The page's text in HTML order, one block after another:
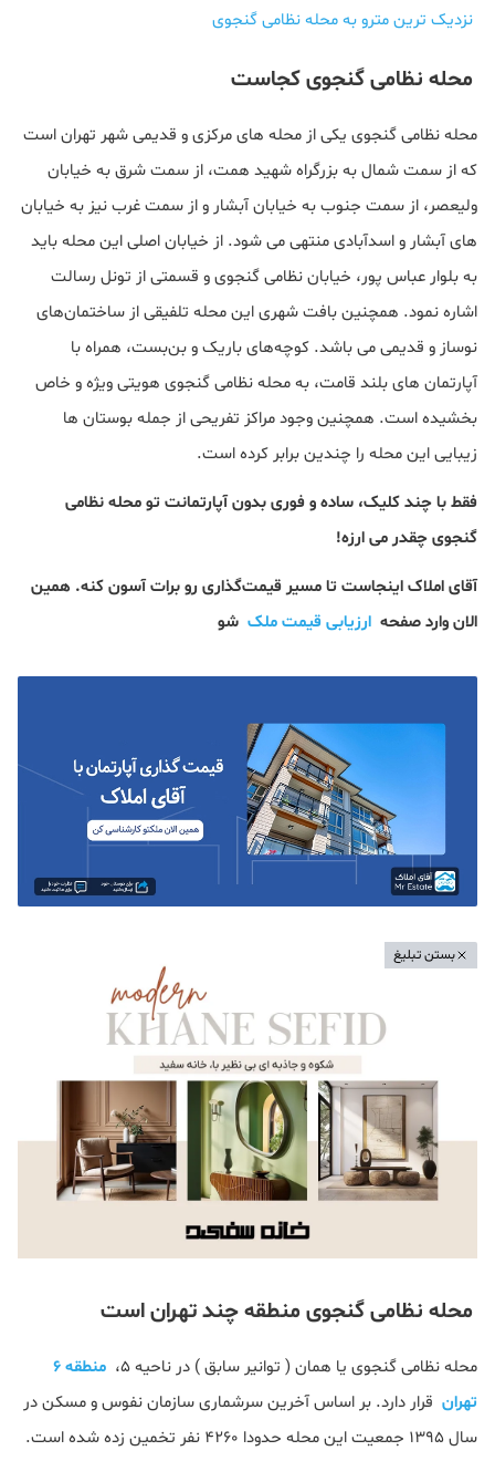
نزدیک ترین مترو به محله نظامی گنجوی
محله نظامی گنجوی کجاست
محله نظامی گنجوی یکی از محله های مرکزی و قدیمی شهر تهران است
که از سمت شمال به بزرگراه شهید همت، از سمت شرق به خیابان
ولیعصر، از سمت جنوب به خیابان آبشار و از سمت غرب نیز به خیابان
های آبشار و اسدآبادی منتهی می شود. از خیابان اصلی این محله باید
به بلوار عباس پور، خیابان نظامی گنجوی و قسمتی از تونل رسالت
اشاره نمود. همچنین بافت شهری این محله تلفیقی از ساختمان‌های
نوساز و قدیمی می باشد. کوچه‌های باریک و بن‌بست، همراه با
آپارتمان های بلند قامت، به محله نظامی گنجوی هویتی ویژه و خاص
بخشیده است. همچنین وجود مراکز تفریحی از جمله بوستان ها
زیبایی این محله را چندین برابر کرده است.
فقط با چند کلیک، ساده و فوری بدون آپارتمانت تو محله نظامی
گنجوی چقدر می ارزه!
آقای املاک اینجاست تا مسیر قیمت‌گذاری رو برات آسون کنه. همین
الان وارد صفحه ارزیابی قیمت ملک شو
بستن تبلیغ
محله نظامی گنجوی منطقه چند تهران است
محله نظامی گنجوی یا همان ( توانیر سابق ) در ناحیه 5،
منطقه 6
تهران قرار دارد. بر اساس آخرین سرشماری سازمان نفوس و مسکن در
سال 1395 جمعیت این محله حدودا 4260 نفر تخمین زده شده است.